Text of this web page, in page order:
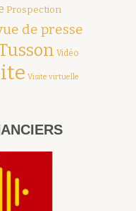
Prospection
de presse
Vidéo
Visite virtuelle